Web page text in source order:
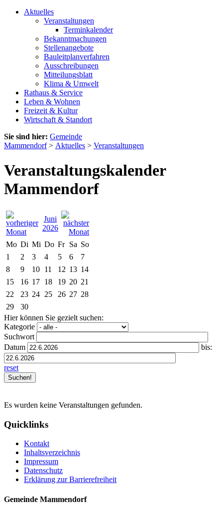
Aktuelles
Veranstaltungen
Terminkalender
Bekanntmachungen
Stellenangebote
Bauleitplanverfahren
Ausschreibungen
Mitteilungsblatt
Klima & Umwelt
Rathaus & Service
Leben & Wohnen
Freizeit & Kultur
Wirtschaft & Standort
Sie sind hier: Gemeinde
Mammendorf> Aktuelles > Veranstaltungen
Veranstaltungskalender
Mammendorf
Juni
2026
Mo Di Mi Do Fr Sa So
1
2 3 4 5 6
7
8
9 10 11 12 13 14
15
16 17 18 19 20 21
22
23 24 25 26 27 28
29
30
Hier können Sie gezielt suchen:
Kategorie
Suchwort
Datum
bis:
reset
Es wurden keine Veranstaltungen gefunden.
Quicklinks
Kontakt
Inhaltsverzeichnis
Impressum
Datenschutz
Erklärung zur Barrierefreiheit
Gemeinde Mammendorf